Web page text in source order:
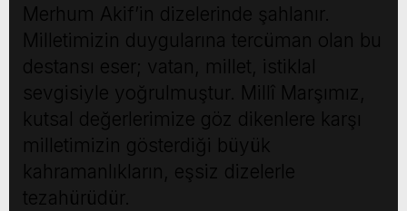
Merhum Akif’in dizelerinde şahlanır.
Milletimizin duygularına tercüman olan bu
destansı eser; vatan, millet, istiklal
sevgisiyle yoğrulmuştur. Millî Marşımız,
kutsal değerlerimize göz dikenlere karşı
milletimizin gösterdiği büyük
kahramanlıkların, eşsiz dizelerle
tezahürüdür.